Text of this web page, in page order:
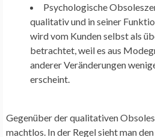
Psychologische
qualitativ und in seiner
wird vom Kunden selbst als
betrachtet, weil es aus
anderer Veränderungen
erscheint.
Gegenüber der qualitativen
machtlos. In der Regel sieht man